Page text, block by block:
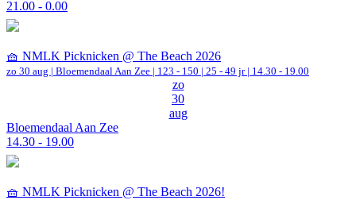
21.00 - 0.00
🧺 NMLK Picknicken @ The Beach 2026
zo 30 aug | Bloemendaal Aan Zee | 123 - 150 | 25 - 49 jr | 14.30 - 19.00
zo
30
aug
Bloemendaal Aan Zee
14.30 - 19.00
🧺 NMLK Picknicken @ The Beach 2026!